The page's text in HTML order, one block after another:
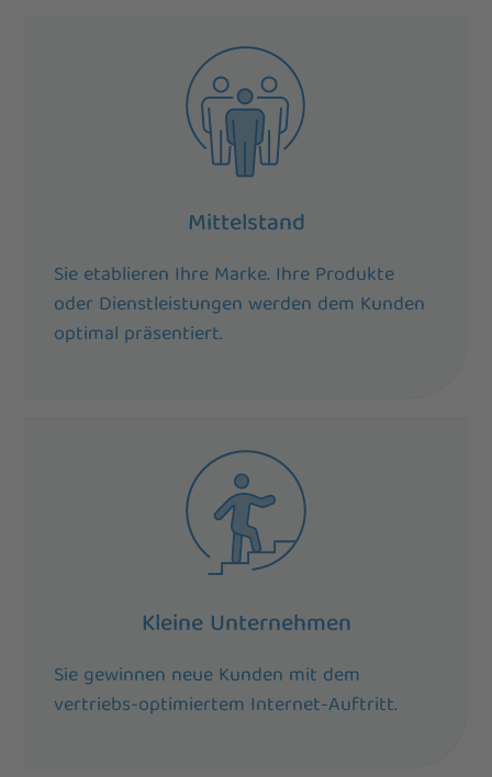
Mittelstand
Sie etablieren Ihre Marke. Ihre Produkte
oder Dienstleistungen werden dem Kunden
optimal präsentiert.
Kleine Unternehmen
Sie gewinnen neue Kunden mit dem
vertriebs-optimiertem Internet-Auftritt.